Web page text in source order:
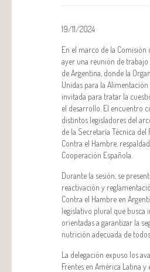
19/11/2024
En el marco de la Comisión
ayer una reunión de
de Argentina, donde la
Unidas para la
invitada para tratar la
el desarrollo. El encuentro
distintos legisladores del
de la Secretaría Técnica
Contra el Hambre,
Cooperación Española.
Durante la sesión, se
reactivación y
Contra el Hambre en
legislativo plural que busca
orientadas a garantizar la
nutrición adecuada de
La delegación expuso los
Frentes en América Latina y